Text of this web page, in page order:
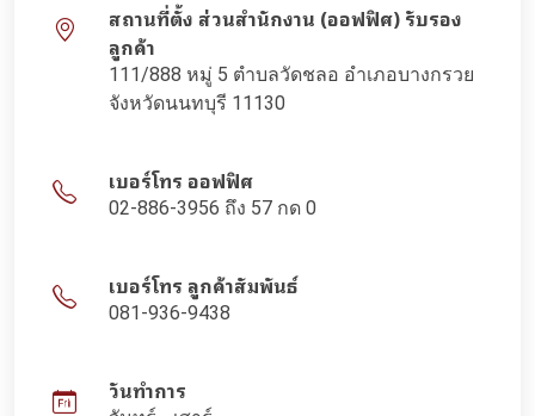
สถานที่ตั้ง ส่วนสำนักงาน (ออฟฟิศ) รับรอง
ลูกค้า
111/888 หมู่ 5 ตำบลวัดชลอ อำเภอบางกรวย
จังหวัดนนทบุรี 11130
เบอร์โทร ออฟฟิศ
02-886-3956 ถึง 57 กด 0
เบอร์โทร ลูกค้าสัมพันธ์
081-936-9438
วันทำการ